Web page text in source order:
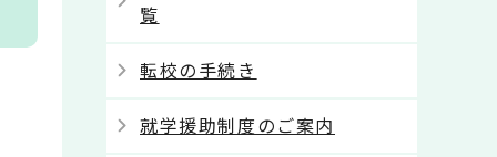
覧
転校の手続き
就学援助制度のご案内